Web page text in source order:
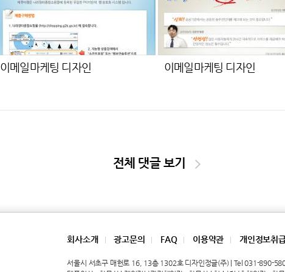
이메일마케팅 디자인 이메일마케팅 디자인
전체 댓글 보기
회사소개 광고문의 FAQ 이용약관 개인정보취
서울시 서초구 매헌로 16, 13층 1302호 디자인정글(주) | Tel 031-890-